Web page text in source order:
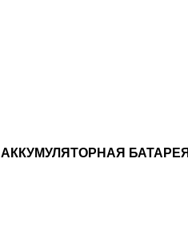
АККУМУЛЯТОРНАЯ БАТАРЕЯ